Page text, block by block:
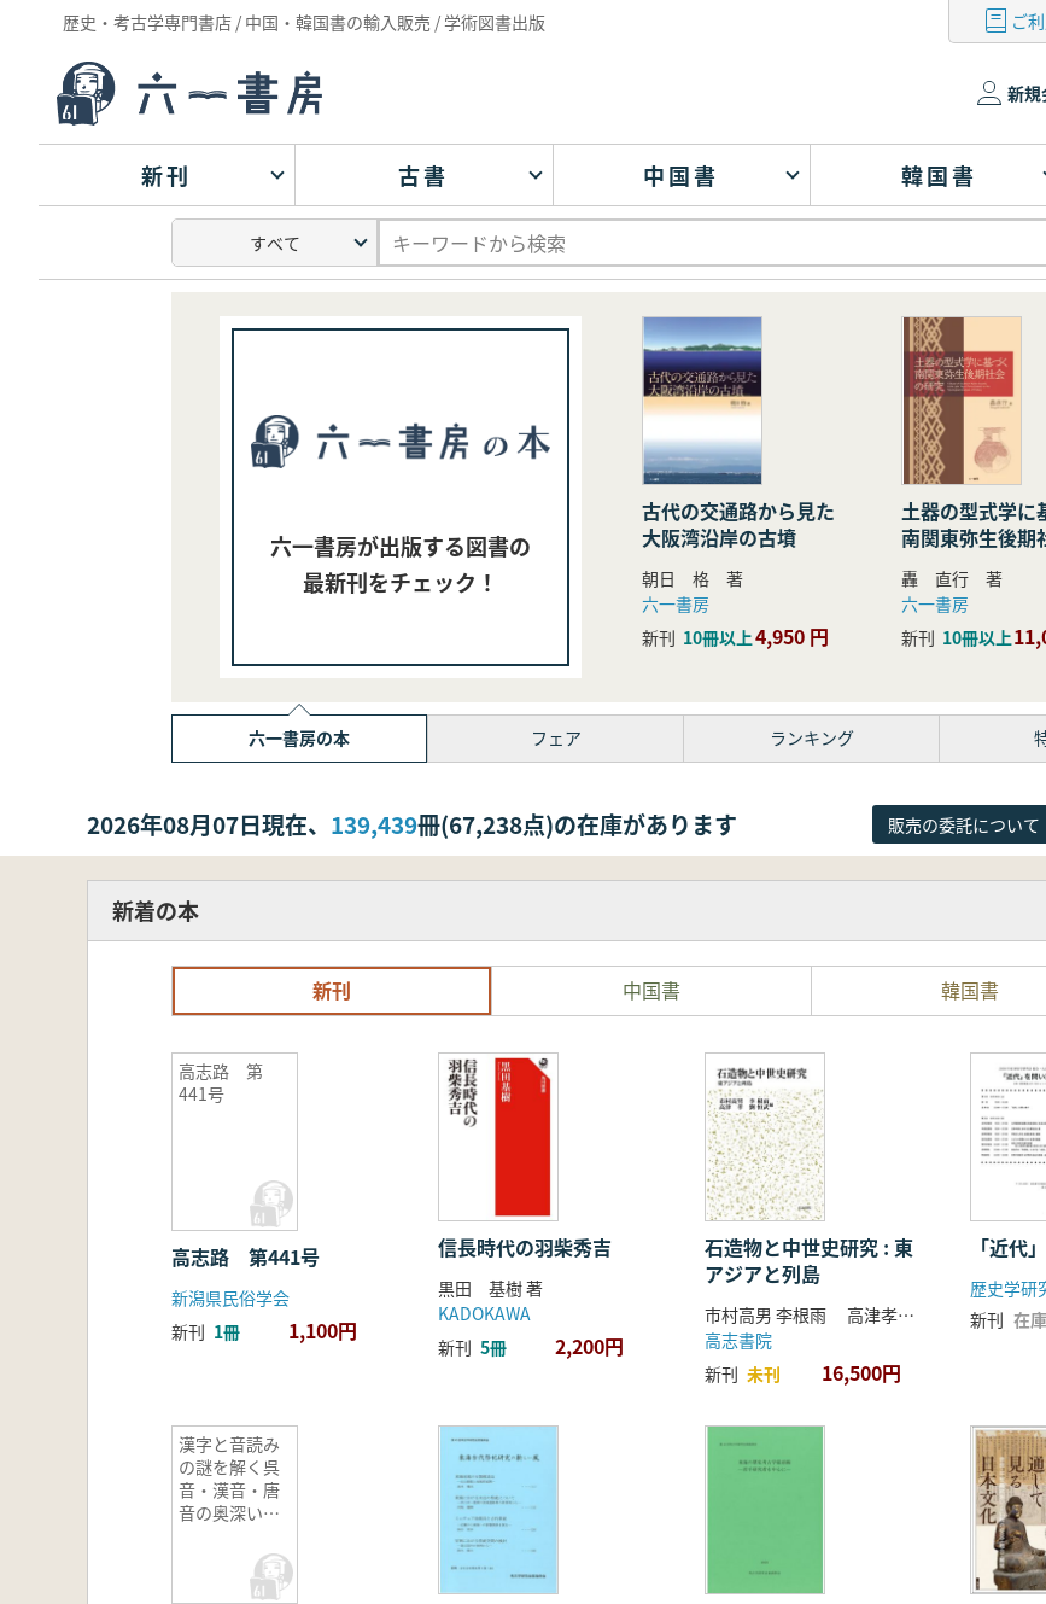
歴史・考古学専門書店 / 中国・韓国書の輸入販売 / 学術図書出版 ご
新規
新刊 古書 中国書 韓国書
六一書房が出版する図書の
最新刊をチェック！
古代の交通路から見た
大阪湾沿岸の古墳
朝日 格 著
六一書房
新刊 10冊以上4,950 円
土器の型式学に
南関東弥生後期
研究
轟 直行 著
六一書房
新刊 10冊以上
六一書房の本 フェア ランキング
2026年08月07日現在、 139,439冊(67,238点)の在庫があります 販売の委託について
新着の本
新刊 中国書 韓国書
高志路 第
441号
高志路 第441号
新潟県民俗学会
新刊 1冊 1,100円
信長時代の羽柴秀吉
黒田 基樹 著
KADOKAWA
新刊 5冊 2,200円
石造物と中世史研究 : 東
アジアと列島
市村高男 李根雨 高津孝 劉恒武 編
高志書院
新刊 未刊 16,500円
「近代
歴史学研
新刊 在
漢字と音読み
の謎を解く呉
音・漢音・唐
音の奥深い世